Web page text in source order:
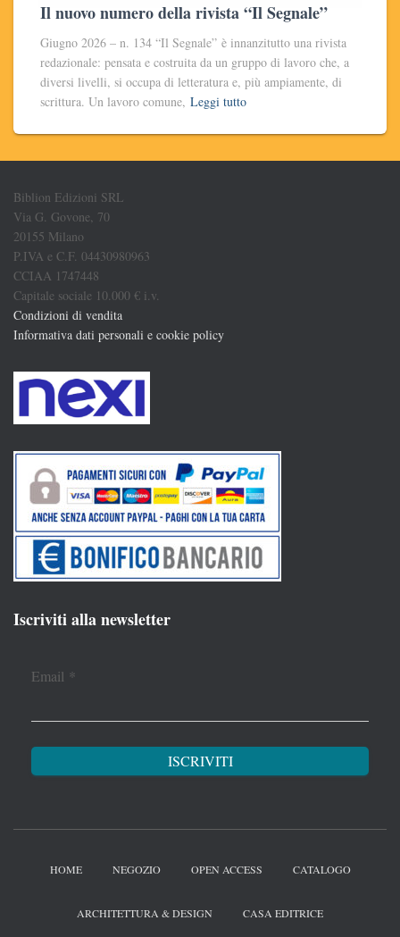
Il nuovo numero della rivista “Il Segnale”
Giugno 2026 – n. 134 “Il Segnale” è innanzitutto una rivista
redazionale: pensata e costruita da un gruppo di lavoro che, a
diversi livelli, si occupa di letteratura e, più ampiamente, di
scrittura. Un lavoro comune, Leggi tutto
Biblion Edizioni SRL
Via G. Govone, 70
20155 Milano
P.IVA e C.F. 04430980963
CCIAA 1747448
Capitale sociale 10.000 € i.v.
Condizioni di vendita
Informativa dati personali e cookie policy
Iscriviti alla newsletter
Email *
HOME NEGOZIO OPEN ACCESS CATALOGO
ARCHITETTURA & DESIGN CASA EDITRICE